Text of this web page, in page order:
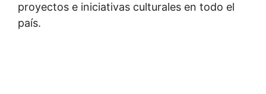
proyectos e iniciativas culturales en todo el
país.